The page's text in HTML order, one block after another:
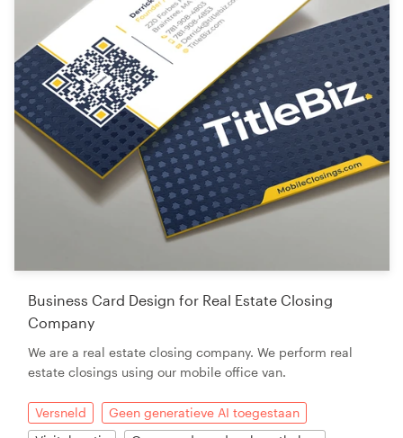
Business Card Design for Real Estate Closing
Company
We are a real estate closing company. We perform real
estate closings using our mobile office van.
Versneld
Geen generatieve AI toegestaan